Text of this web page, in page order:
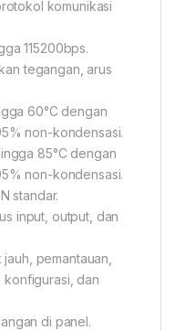
komunikasi
115200bps.
tegangan, arus
60°C dengan
non-kondensasi.
85°C dengan
non-kondensasi.
standar.
input, output, dan
pemantauan,
konfigurasi, dan
di panel.